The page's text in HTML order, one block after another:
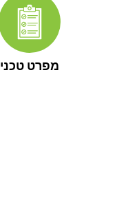
מפרט טכני